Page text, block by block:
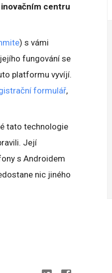
centru
) s vámi
fungování se
platformu vyvíjí.
formulář,
tato technologie
Její
s Androidem
nic jiného